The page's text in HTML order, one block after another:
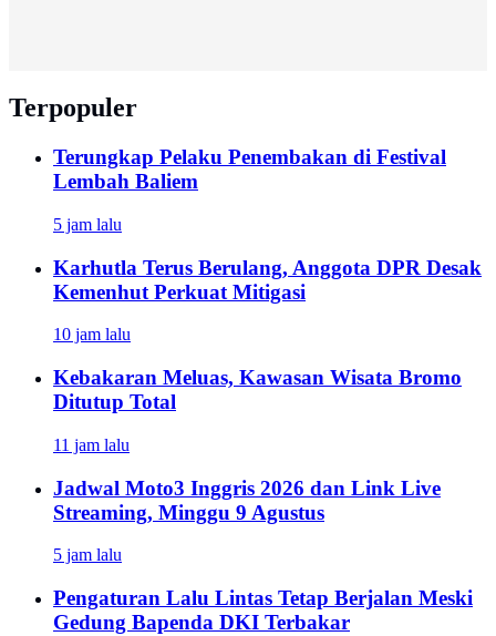
Terpopuler
Terungkap Pelaku Penembakan di Festival
Lembah Baliem
5 jam lalu
Karhutla Terus Berulang, Anggota DPR Desak
Kemenhut Perkuat Mitigasi
10 jam lalu
Kebakaran Meluas, Kawasan Wisata Bromo
Ditutup Total
11 jam lalu
Jadwal Moto3 Inggris 2026 dan Link Live
Streaming, Minggu 9 Agustus
5 jam lalu
Pengaturan Lalu Lintas Tetap Berjalan Meski
Gedung Bapenda DKI Terbakar